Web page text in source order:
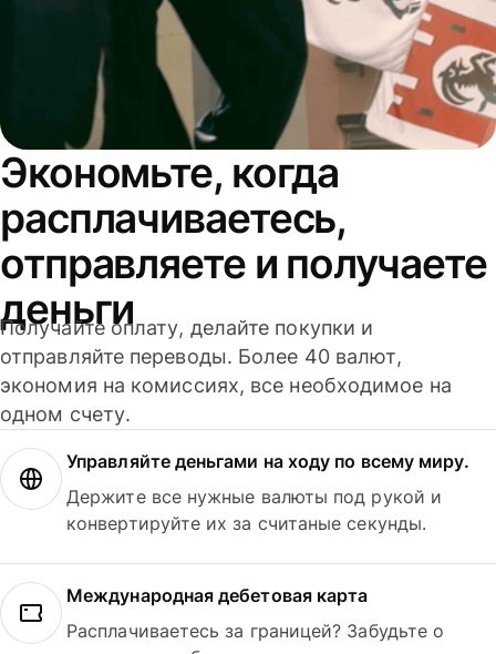
Экономьте, когда
расплачиваетесь,
отправляете и получаете
деньги
Получайте оплату, делайте покупки и
отправляйте переводы. Более 40 валют,
экономия на комиссиях, все необходимое на
одном счету.
Управляйте деньгами на ходу по всему миру.
Держите все нужные валюты под рукой и
конвертируйте их за считаные секунды.
Международная дебетовая карта
Расплачиваетесь за границей? Забудьте о